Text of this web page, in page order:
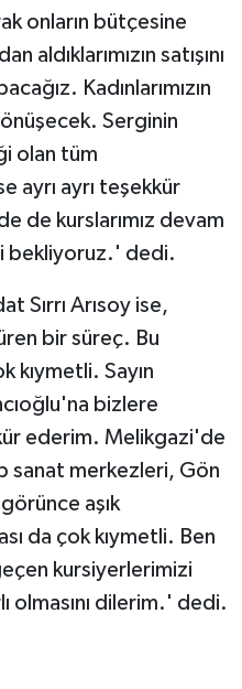
onların bütçesine
aldıklarımızın satışını
Kadınlarımızın
Serginin
olan tüm
ayrı ayrı teşekkür
de kurslarımız devam
bekliyoruz.' dedi.
Sırrı Arısoy ise,
bir süreç. Bu
kıymetli. Sayın
bizlere
ederim. Melikgazi'de
sanat merkezleri, Gön
aşık
da çok kıymetli. Ben
kursiyerlerimizi
olmasını dilerim.' dedi.